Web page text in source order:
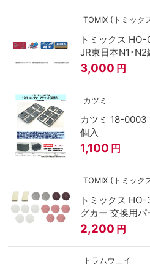
TOMIX (トミック
トミックス
JR東日本N1･N2
3,000 円
カツミ
カツミ 18-0003
個入
1,100 円
TOMIX (トミック
トミックス
グカー 交換用パ
2,200 円
トラムウェイ